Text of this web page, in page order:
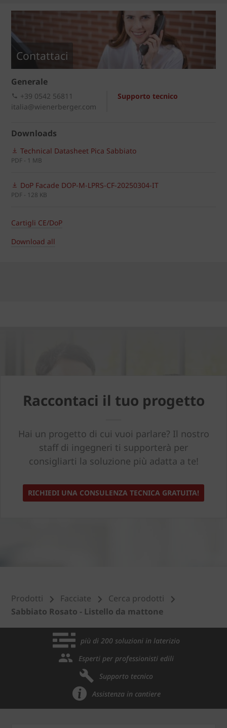
Contattaci
Generale
Supporto tecnico
+39 0542 56811
italia@wienerberger.com
Downloads
Technical Datasheet Pica Sabbiato
PDF - 1 MB
DoP Facade DOP-M-LPRS-CF-20250304-IT
PDF - 128 KB
Cartigli CE/DoP
Download all
Raccontaci il tuo progetto
Hai un progetto di cui vuoi parlare? Il nostro
staff di ingegneri ti supporterà per
consigliarti la soluzione più adatta a te!
RICHIEDI UNA CONSULENZA TECNICA GRATUITA!
Prodotti Facciate
Cerca prodotti
Sabbiato Rosato - Listello da mattone
più di 200 soluzioni in laterizio
Esperti per professionisti edili
Supporto tecnico
Assistenza in cantiere